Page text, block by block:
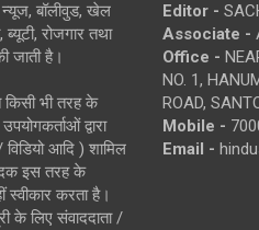
न्यूज, बॉलीवुड, खेल
रोजगार तथा
जाती है।
भी तरह के
द्वारा
आदि ) शामिल
इस तरह के
स्वीकार करता है।
के लिए संवाददाता /
Editor -
Associate -
Office -
NO. 1,
ROAD,
Mobile -
Email -